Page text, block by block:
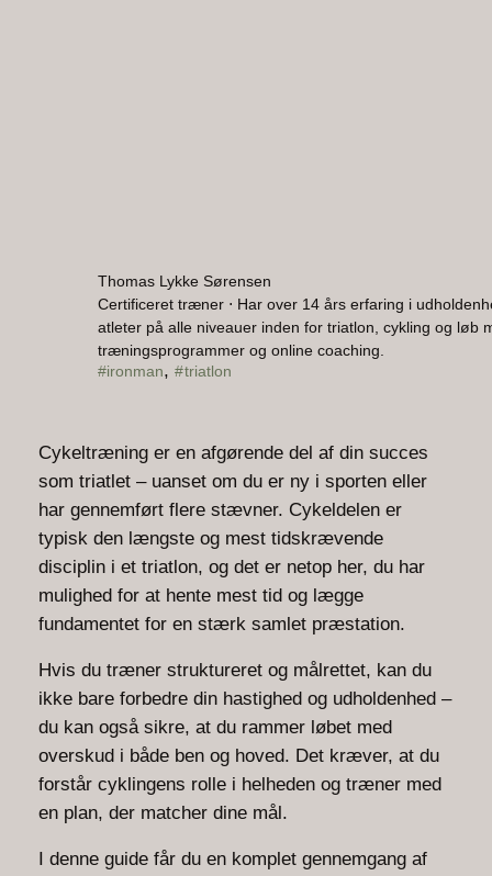
Thomas Lykke Sørensen
Certificeret træner ⋅ Har over 14 års erfaring i
atleter på alle niveauer inden for triatlon, cykling og løb
træningsprogrammer og online coaching.
ironman, triatlon
Cykeltræning er en afgørende del af din succes
som triatlet – uanset om du er ny i sporten eller
har gennemført flere stævner. Cykeldelen er
typisk den længste og mest tidskrævende
disciplin i et triatlon, og det er netop her, du har
mulighed for at hente mest tid og lægge
fundamentet for en stærk samlet præstation.
Hvis du træner struktureret og målrettet, kan du
ikke bare forbedre din hastighed og udholdenhed –
du kan også sikre, at du rammer løbet med
overskud i både ben og hoved. Det kræver, at du
forstår cyklingens rolle i helheden og træner med
en plan, der matcher dine mål.
I denne guide får du en komplet gennemgang af